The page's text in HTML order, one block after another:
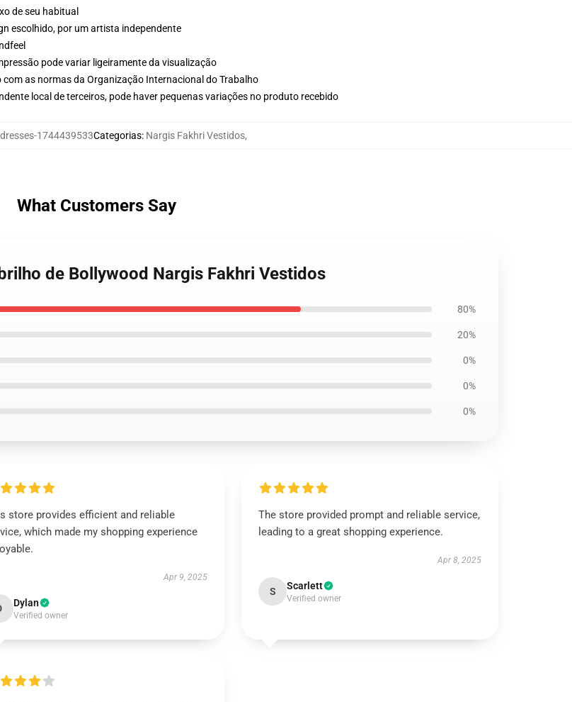
de seu habitual
escolhido, por um artista independente
pode variar ligeiramente da visualização
as normas da Organização Internacional do Trabalho
local de terceiros, pode haver pequenas variações no produto recebido
1744439533Categorias: Nargis Fakhri Vestidos,
What Customers Say
de Bollywood Nargis Fakhri Vestidos
80%
20%
0%
0%
0%
store provides efficient and reliable
which made my shopping experience
Apr 9, 2025
Dylan
Verified owner
The store provided prompt and reliable service,
leading to a great shopping experience.
Apr 8, 2025
S Scarlett
Verified owner